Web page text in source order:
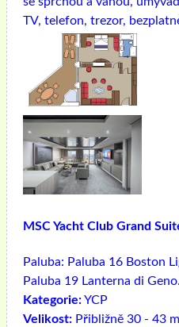
TV, telefon, trezor,
MSC Yacht Club Grand
Paluba: Paluba 16 Boston
Paluba 19 Lanterna di Geno.
Kategorie:YCP
Velikost: Přibližně 30 - 43